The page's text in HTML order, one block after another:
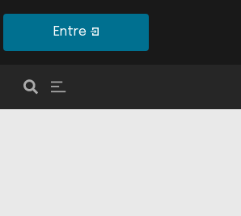
Entre